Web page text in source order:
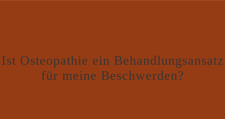
Ist Osteo­pa­thie ein Behand­lungs­an­satz
für mei­ne Beschwerden?